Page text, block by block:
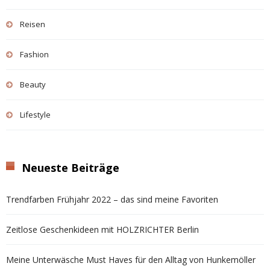
Reisen
Fashion
Beauty
Lifestyle
Neueste Beiträge
Trendfarben Frühjahr 2022 – das sind meine Favoriten
Zeitlose Geschenkideen mit HOLZRICHTER Berlin
Meine Unterwäsche Must Haves für den Alltag von Hunkemöller